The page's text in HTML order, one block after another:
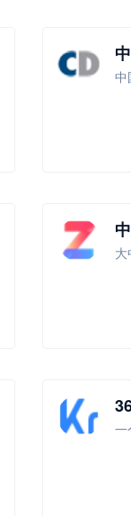
中
一